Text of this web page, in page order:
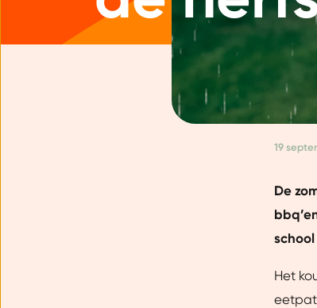
19
De
Het